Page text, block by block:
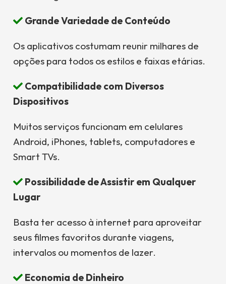
Grande Variedade de Conteúdo
Os aplicativos costumam reunir milhares de
opções para todos os estilos e faixas etárias.
Compatibilidade com Diversos
Dispositivos
Muitos serviços funcionam em celulares
Android, iPhones, tablets, computadores e
Smart TVs.
Possibilidade de Assistir em Qualquer
Lugar
Basta ter acesso à internet para aproveitar
seus filmes favoritos durante viagens,
intervalos ou momentos de lazer.
Economia de Dinheiro